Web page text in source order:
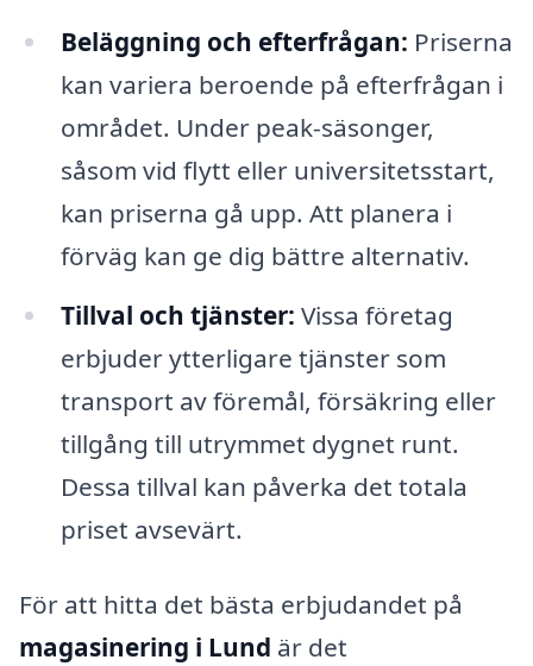
Beläggning och efterfrågan: Priserna
kan variera beroende på efterfrågan i
området. Under peak-säsonger,
såsom vid flytt eller universitetsstart,
kan priserna gå upp. Att planera i
förväg kan ge dig bättre alternativ.
Tillval och tjänster: Vissa företag
erbjuder ytterligare tjänster som
transport av föremål, försäkring eller
tillgång till utrymmet dygnet runt.
Dessa tillval kan påverka det totala
priset avsevärt.
För att hitta det bästa erbjudandet på
magasinering i Lund är det